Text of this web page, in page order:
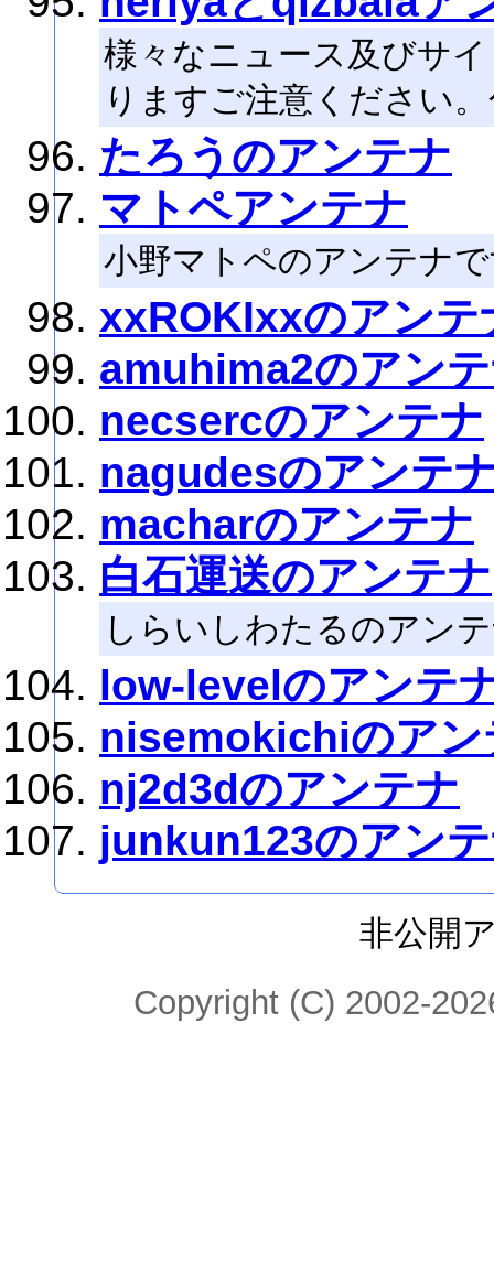
様々なニュース及びサ
りますご注意ください
たろうのアンテナ
マトペアンテナ
小野マトペのアンテナ
xxROKIxxのアンテ
amuhima2のアン
necsercのアンテナ
nagudesのアンテ
macharのアンテナ
白石運送のアンテナ
しらいしわたるのアン
low-levelのアンテ
nisemokichiのアン
nj2d3dのアンテナ
junkun123のアン
非公開
Copyright (C) 2002-